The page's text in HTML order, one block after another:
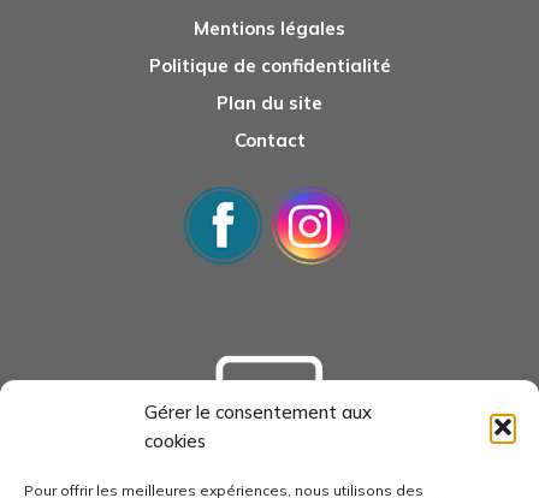
Gérer le consentement aux
cookies
Pour offrir les meilleures expériences, nous utilisons des
Mentions légales
Politique de confidentialité
Plan du site
Contact